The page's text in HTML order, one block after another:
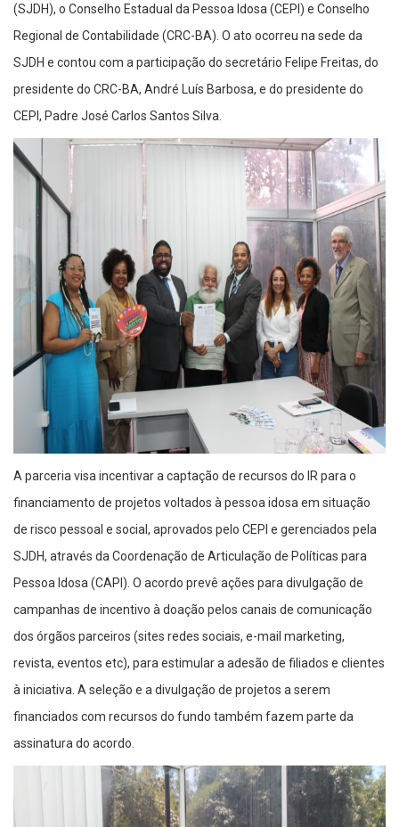
(SJDH), o Conselho Estadual da Pessoa Idosa (CEPI) e Conselho
Regional de Contabilidade (CRC-BA). O ato ocorreu na sede da
SJDH e contou com a participação do secretário Felipe Freitas, do
presidente do CRC-BA, André Luís Barbosa, e do presidente do
CEPI, Padre José Carlos Santos Silva.
A parceria visa incentivar a captação de recursos do IR para o
financiamento de projetos voltados à pessoa idosa em situação
de risco pessoal e social, aprovados pelo CEPI e gerenciados pela
SJDH, através da Coordenação de Articulação de Políticas para
Pessoa Idosa (CAPI). O acordo prevê ações para divulgação de
campanhas de incentivo à doação pelos canais de comunicação
dos órgãos parceiros (sites redes sociais, e-mail marketing,
revista, eventos etc), para estimular a adesão de filiados e clientes
à iniciativa. A seleção e a divulgação de projetos a serem
financiados com recursos do fundo também fazem parte da
assinatura do acordo.